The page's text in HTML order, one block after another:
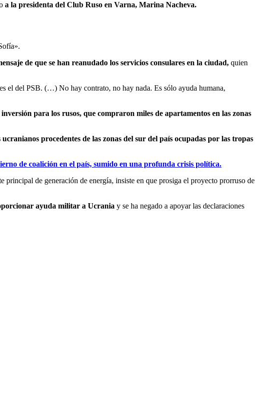
a la presidenta del Club Ruso en Varna, Marina Nacheva.
de que se han reanudado los servicios consulares en la ciudad, quien
el del PSB. (…) No hay contrato, no hay nada. Es sólo ayuda humana,
para los rusos, que compraron miles de apartamentos en las zonas
procedentes de las zonas del sur del país ocupadas por las tropas
de coalición en el país, sumido en una profunda crisis política.
de generación de energía, insiste en que prosiga el proyecto prorruso de
ayuda militar a Ucrania y se ha negado a apoyar las declaraciones